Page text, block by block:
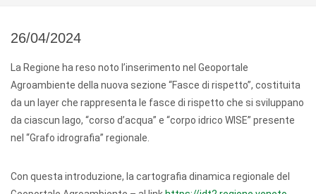
26/04/2024
La Regione ha reso noto l’inserimento nel Geoportale
Agroambiente della nuova sezione “Fasce di rispetto”, costituita
da un layer che rappresenta le fasce di rispetto che si sviluppano
da ciascun lago, “corso d’acqua” e “corpo idrico WISE” presente
nel “Grafo idrografia” regionale.
Con questa introduzione, la cartografia dinamica regionale del